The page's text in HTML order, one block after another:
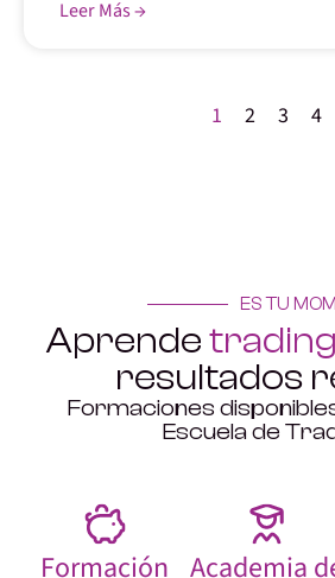
Leer Más →
1 2 3 4
ES TU
Aprende
resultados
Formaciones
Escuela de
Formación Academia